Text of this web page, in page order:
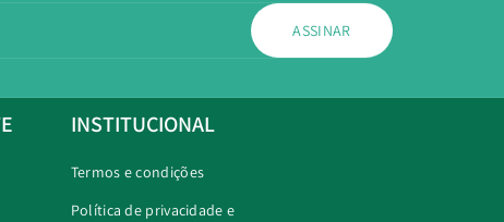
ASSINAR
INSTITUCIONAL
Termos e condições
Política de privacidade e